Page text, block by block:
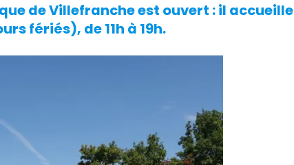
de Villefranche est ouvert : il accueille
fériés), de 11h à 19h.